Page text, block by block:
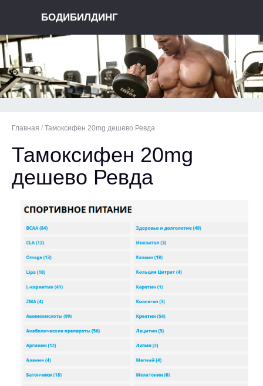
БОДИБИЛДИНГ
Главная / Тамоксифен 20mg дешево Ревда
Тамоксифен 20mg
дешево Ревда